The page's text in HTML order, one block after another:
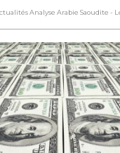
Analyse Arabie Saoudite -